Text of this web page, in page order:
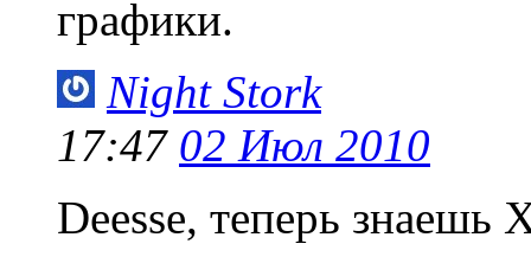
графики.
Night Stork
17:47 02 Июл 2010
Deesse, теперь знаешь